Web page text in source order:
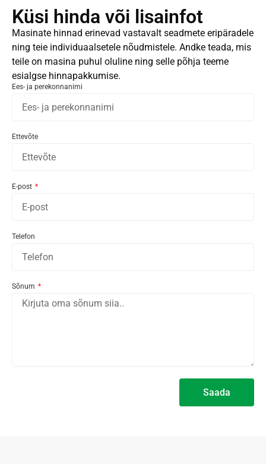
Küsi hinda või lisainfot
Masinate hinnad erinevad vastavalt seadmete eripäradele
ning teie individuaalsetele nõudmistele. Andke teada, mis
teile on masina puhul oluline ning selle põhja teeme
esialgse hinnapakkumise.
Ees- ja perekonnanimi
Ettevõte
E-post
Telefon
Sõnum
Saada